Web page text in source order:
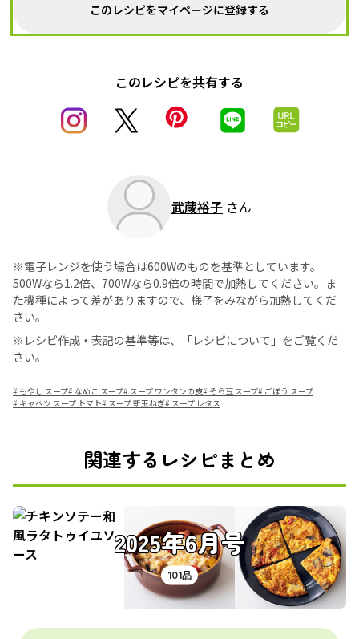
このレシピをマイページに登録する
このレシピを共有する
武蔵裕子 さん
※電子レンジを使う場合は600Wのものを基準としています。
500Wなら1.2倍、700Wなら0.9倍の時間で加熱してください。ま
た機種によって差がありますので、様子をみながら加熱してくだ
さい。
※レシピ作成・表記の基準等は、
「レシピについて」 をご覧くだ
さい。
# もやし スープ# なめこ スープ# スープ ワンタンの皮#そら豆 スープ# ごぼう スープ
# キャベツ スープ トマト# スープ 新玉ねぎ# スープ レタス
関連するレシピまとめ
2025年6月号
101品